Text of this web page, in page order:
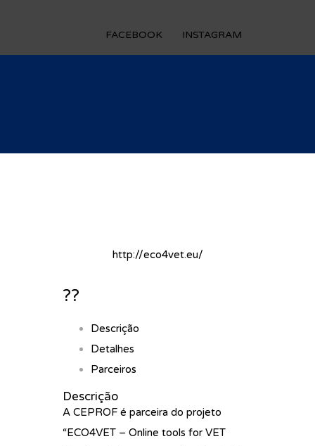
FACEBOOK INSTAGRAM
http://eco4vet.eu/
??
Descrição
Detalhes
Parceiros
Descrição
A CEPROF é parceira do projeto
“ECO4VET – Online tools for VET